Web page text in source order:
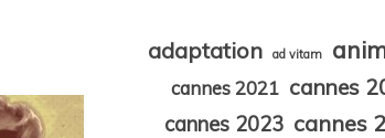
adaptation ad vitam
cannes 2021 cannes
cannes 2023 cannes